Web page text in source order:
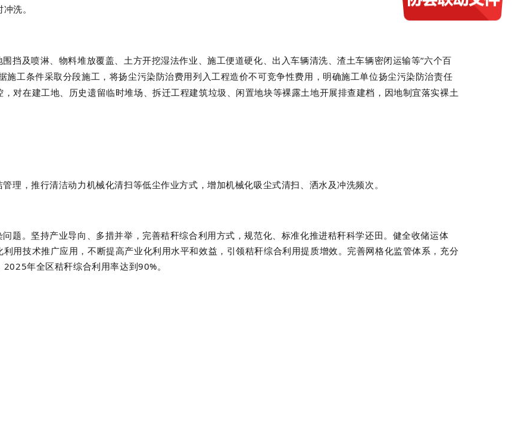
洗。
挡及喷淋、物料堆放覆盖、土方开挖湿法作业、施工便道硬化、出入车辆清洗、渣土车辆密闭运输等“六个百
施工条件采取分段施工，将扬尘污染防治费用列入工程造价不可竞争性费用，明确施工单位扬尘污染防治责任
对在建工地、历史遗留临时堆场、拆迁工程建筑垃圾、闲置地块等裸露土地开展排查建档，因地制宜落实裸土
理，推行清洁动力机械化清扫等低尘作业方式，增加机械化吸尘式清扫、洒水及冲洗频次。
题。坚持产业导向、多措并举，完善秸秆综合利用方式，规范化、标准化推进秸秆科学还田。健全收储运体
用技术推广应用，不断提高产业化利用水平和效益，引领秸秆综合利用提质增效。完善网格化监管体系，充分
2025年全区秸秆综合利用率达到90%。